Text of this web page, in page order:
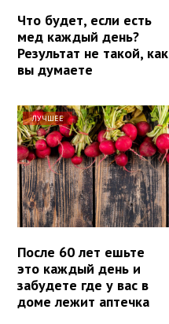
Что будет, если есть
мед каждый день?
Результат не такой, как
вы думаете
ЛУЧШЕЕ
После 60 лет ешьте
это каждый день и
забудете где у вас в
доме лежит аптечка